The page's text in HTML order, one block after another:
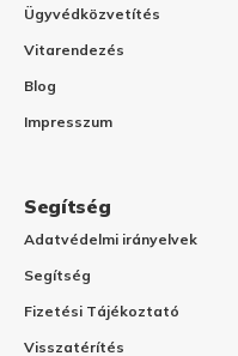
Ügyvédközvetítés
Vitarendezés
Blog
Impresszum
Segítség
Adatvédelmi irányelvek
Segítség
Fizetési Tájékoztató
Visszatérítés